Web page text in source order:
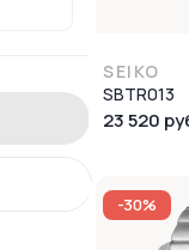
SEIKO
SBTR013
23 520
-30%